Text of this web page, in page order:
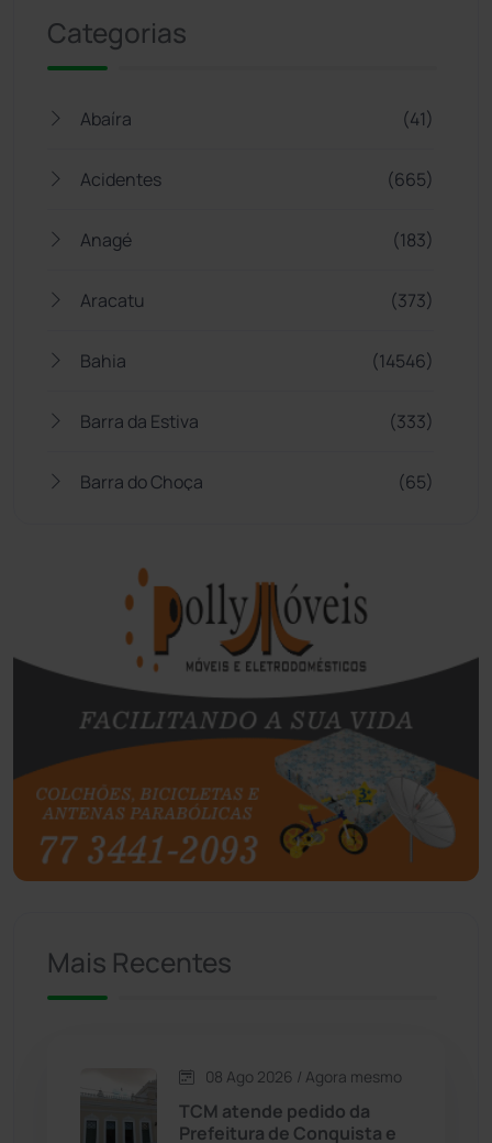
Categorias
Abaíra (41)
Acidentes (665)
Anagé (183)
Aracatu (373)
Bahia (14546)
Barra da Estiva (333)
Barra do Choça (65)
Bom Jesus da Lapa
Boquira
Botuporã (72)
Brasil (7680)
Brumado (31961)
Caetanos
Candiba (157)
Mais Recentes
08 Ago 2026 / Agora mesmo
TCM atende pedido da
Prefeitura de Conquista e